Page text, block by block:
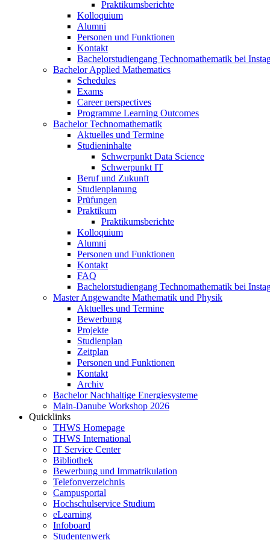
Praktikumsberichte
Kolloquium
Alumni
Personen und Funktionen
Kontakt
Bachelorstudiengang Technomathematik bei
Bachelor Applied Mathematics
Schedules
Exams
Career perspectives
Programme Learning Outcomes
Bachelor Technomathematik
Aktuelles und Termine
Studieninhalte
Schwerpunkt Data Science
Schwerpunkt IT
Beruf und Zukunft
Studienplanung
Prüfungen
Praktikum
Praktikumsberichte
Kolloquium
Alumni
Personen und Funktionen
Kontakt
FAQ
Bachelorstudiengang Technomathematik bei
Master Angewandte Mathematik und Physik
Aktuelles und Termine
Bewerbung
Projekte
Studienplan
Zeitplan
Personen und Funktionen
Kontakt
Archiv
Bachelor Nachhaltige Energiesysteme
Main-Danube Workshop 2026
Quicklinks
THWS Homepage
THWS International
IT Service Center
Bibliothek
Bewerbung und Immatrikulation
Telefonverzeichnis
Campusportal
Hochschulservice Studium
eLearning
Infoboard
Studentenwerk